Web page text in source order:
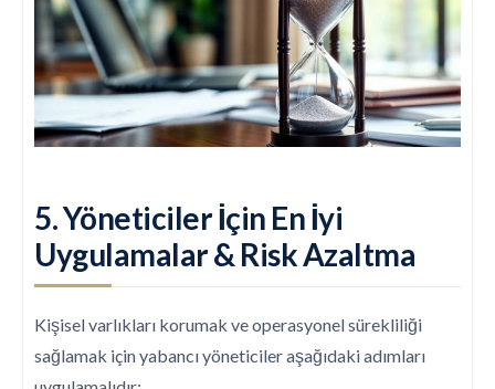
5. Yöneticiler İçin En İyi
Uygulamalar & Risk Azaltma
Kişisel varlıkları korumak ve operasyonel sürekliliği
sağlamak için yabancı yöneticiler aşağıdaki adımları